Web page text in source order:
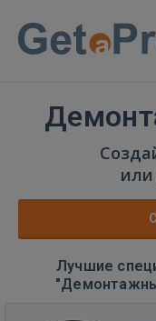
или
Лучшие